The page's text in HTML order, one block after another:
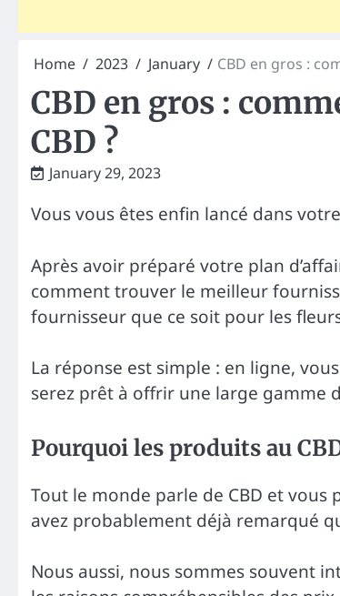
Home 2023 January CBD en gros :
CBD en gros :
CBD ?
January 29, 2023
Vous vous êtes enfin lancé dans
Après avoir préparé votre plan
comment trouver le meilleur
fournisseur que ce soit pour les
La réponse est simple : en ligne,
serez prêt à offrir une large gamme
Pourquoi les produits au
Tout le monde parle de CBD et vous
avez probablement déjà remarqué
Nous aussi, nous sommes souvent